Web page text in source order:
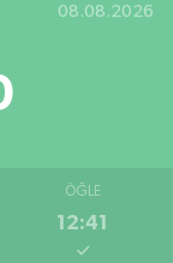
08.08.2026
ÖĞLE
12:41